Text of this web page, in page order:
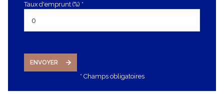
Taux d'emprunt (%) *
ENVOYER
* Champs obligatoires